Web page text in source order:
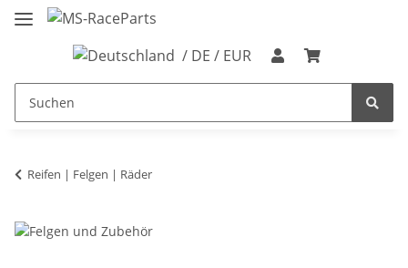
/ DE / EUR
Reifen | Felgen | Räder